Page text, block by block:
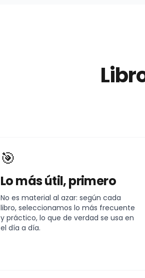
🎯
Lo más útil, primero
No es material al azar: según cada
libro, seleccionamos lo más frecuente
y práctico, lo que de verdad se usa en
el día a día.